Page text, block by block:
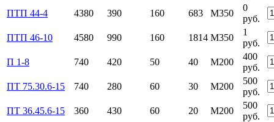
ПТП 44-4
4380 390 160 683 М350
0
руб.
ПТП 46-10
4580 990 160 1814 М350
1
руб.
П 1-8
740 420 50 40 М200
400
руб.
ПТ 75.30.6-15
740 280 60 30 М200
500
руб.
ПТ 36.45.6-15
360 430 60 20 М200
500
руб.